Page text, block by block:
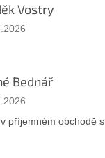
Vostry
obchodu je 5 z 5
Bednář
obchodu je 5 z 5
příjemném obchodě